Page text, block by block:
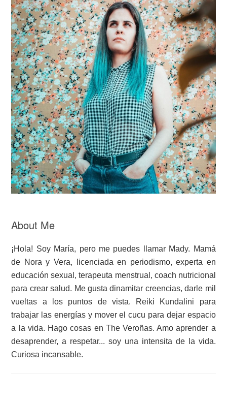
About Me
¡Hola! Soy María, pero me puedes llamar Mady. Mamá
de Nora y Vera, licenciada en periodismo, experta en
educación sexual, terapeuta menstrual, coach nutricional
para crear salud. Me gusta dinamitar creencias, darle mil
vueltas a los puntos de vista. Reiki Kundalini para
trabajar las energías y mover el cucu para dejar espacio
a la vida. Hago cosas en The Veroñas. Amo aprender a
desaprender, a respetar... soy una intensita de la vida.
Curiosa incansable.